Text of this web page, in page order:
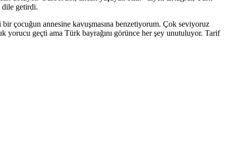
dile getirdi.
çocuğun annesine kavuşmasına benzetiyorum. Çok seviyoruz
yorucu geçti ama Türk bayrağını görünce her şey unutuluyor. Tarif